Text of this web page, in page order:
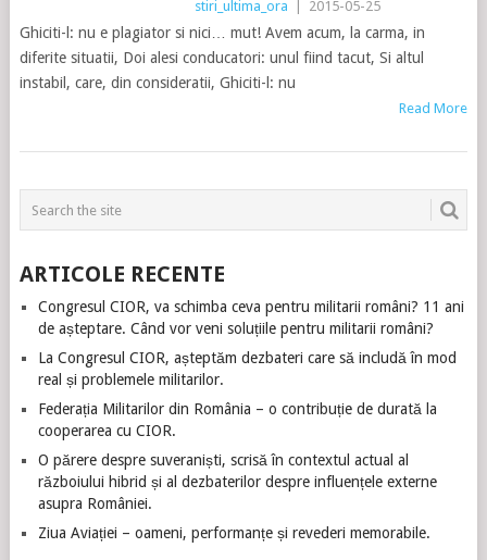
stiri_ultima_ora 2015-05-25
Ghiciti-l: nu e plagiator si nici… mut! Avem acum, la carma, in
diferite situatii, Doi alesi conducatori: unul fiind tacut, Si altul
instabil, care, din consideratii, Ghiciti-l: nu
Read More
ARTICOLE RECENTE
Congresul CIOR, va schimba ceva pentru militarii români? 11 ani
de așteptare. Când vor veni soluțiile pentru militarii români?
La Congresul CIOR, așteptăm dezbateri care să includă în mod
real și problemele militarilor.
Federația Militarilor din România – o contribuție de durată la
cooperarea cu CIOR.
O părere despre suveraniști, scrisă în contextul actual al
războiului hibrid și al dezbaterilor despre influențele externe
asupra României.
Ziua Aviației – oameni, performanțe și revederi memorabile.